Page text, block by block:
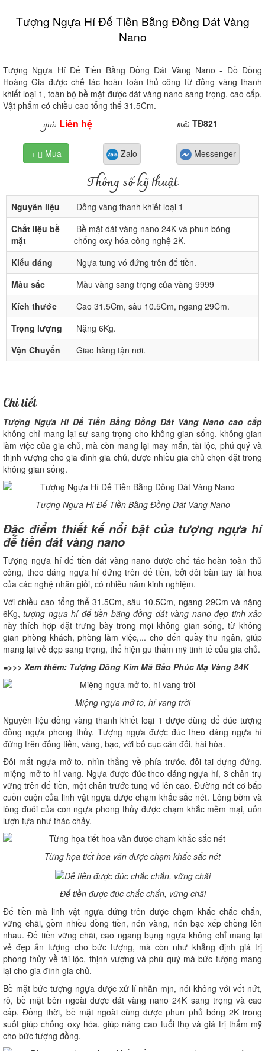
Tượng Ngựa Hí Đế Tiền Bằng Đồng Dát Vàng
Nano
Tượng Ngựa Hí Đế Tiền Bằng Đồng Dát Vàng Nano - Đồ Đồng
Hoàng Gia được chế tác hoàn toàn thủ công từ đồng vàng thanh
khiết loại 1, toàn bộ bề mặt được dát vàng nano sang trọng, cao cấp.
Vật phẩm có chiều cao tổng thể 31.5Cm.
giá: Liên hệ mã: TĐ821
+  Mua Zalo Messenger
Thông số kỹ thuật
Nguyên liệu
Đồng vàng thanh khiết loại 1
Chất liệu bề
mặt
Bề mặt dát vàng nano 24K và phun bóng
chống oxy hóa công nghệ 2K.
Kiểu dáng
Ngựa tung vó đứng trên đế tiền.
Màu sắc
Màu vàng sang trọng của vàng 9999
Kích thước
Cao 31.5Cm, sâu 10.5Cm, ngang 29Cm.
Trọng lượng
Nặng 6Kg.
Vận Chuyển
Giao hàng tận nơi.
Chi tiết
Tượng Ngựa Hí Đế Tiền Bằng Đồng Dát Vàng Nano cao cấp
không chỉ mang lại sự sang trọng cho không gian sống, không gian
làm việc của gia chủ, mà còn mang lại may mắn, tài lộc, phú quý và
thịnh vượng cho gia đình gia chủ, được nhiều gia chủ chọn đặt trong
không gian sống.
Tượng Ngựa Hí Đế Tiền Bằng Đồng Dát Vàng Nano
Đặc điểm thiết kế nổi bật của tượng ngựa hí
đế tiền dát vàng nano
Tượng ngựa hí đế tiền dát vàng nano được chế tác hoàn toàn thủ
công, theo dáng ngựa hí đứng trên đế tiền, bởi đôi bàn tay tài hoa
của các nghệ nhân giỏi, có nhiều năm kinh nghiệm.
Với chiều cao tổng thể 31.5Cm, sâu 10.5Cm, ngang 29Cm và nặng
6Kg,tượng ngựa hí đế tiền bằng đồng dát vàng nano đẹp tinh xảo
này thích hợp đặt trưng bày trong mọi không gian sống, từ không
gian phòng khách, phòng làm việc,... cho đến quầy thu ngân, giúp
mang lại vẻ đẹp sang trọng, thể hiện gu thẩm mỹ tinh tế của gia chủ.
=>>> Xem thêm: Tượng Đồng Kim Mã Bảo Phúc Mạ Vàng 24K
Miệng ngựa mở to, hí vang trời
Nguyên liệu đồng vàng thanh khiết loại 1 được dùng để đúc tượng
đồng ngựa phong thủy. Tượng ngựa được đúc theo dáng ngựa hí
đứng trên đống tiền, vàng, bạc, với bố cục cân đối, hài hòa.
Đôi mắt ngựa mở to, nhìn thẳng về phía trước, đôi tai dựng đứng,
miệng mở to hí vang. Ngựa được đúc theo dáng ngựa hí, 3 chân trụ
vững trên đế tiền, một chân trước tung vó lên cao. Đường nét cơ bắp
cuồn cuộn của linh vật ngựa được chạm khắc sắc nét. Lông bờm và
lông đuôi của con ngựa phong thủy được chạm khắc mềm mại, uốn
lượn tựa như thác chảy.
Từng họa tiết hoa văn được chạm khắc sắc nét
Đế tiền được đúc chắc chắn, vững chãi
Đế tiền mà linh vật ngựa đứng trên được chạm khắc chắc chắn,
vững chãi, gồm nhiều đồng tiền, nén vàng, nén bạc xếp chồng lên
nhau. Đế tiền vững chãi, cao ngang bụng ngựa không chỉ mang lại
vẻ đẹp ấn tượng cho bức tượng, mà còn như khẳng định giá trị
phong thủy về tài lộc, thịnh vượng và phú quý mà bức tượng mang
lại cho gia đình gia chủ.
Bề mặt bức tượng ngựa được xử lí nhẵn mịn, nói không với vết nứt,
rỗ, bề mặt bên ngoài được dát vàng nano 24K sang trọng và cao
cấp. Đồng thời, bề mặt ngoài cùng được phun phủ bóng 2K trong
suốt giúp chống oxy hóa, giúp nâng cao tuổi thọ và giá trị thẩm mỹ
cho bức tượng đồng.